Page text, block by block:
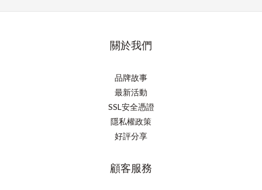
關於我們
品牌故事
最新活動
SSL安全憑證
隱私權政策
好評分享
顧客服務